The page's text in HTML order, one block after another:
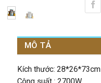
MÔ TẢ
Kích thước: 28*26*73cm
Công suất : 2700W